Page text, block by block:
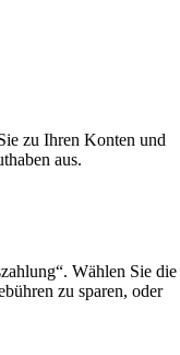
zu Ihren Konten und
aus.
Wählen Sie die
zu sparen, oder